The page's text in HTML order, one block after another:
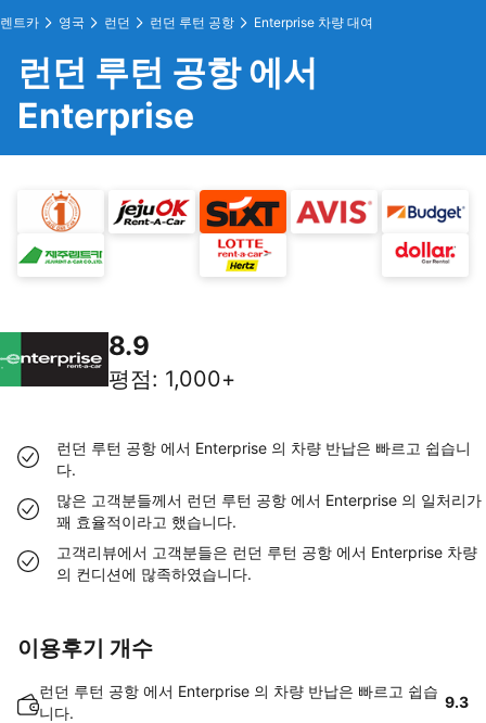
렌트카 영국 런던 런던 루턴 공항 Enterprise 차량 대여
런던 루턴 공항 에서
Enterprise
8.9
평점: 1,000+
런던 루턴 공항 에서 Enterprise 의 차량 반납은 빠르고 쉽습니
다.
많은 고객분들께서 런던 루턴 공항 에서 Enterprise 의 일처리가
꽤 효율적이라고 했습니다.
고객리뷰에서 고객분들은 런던 루턴 공항 에서 Enterprise 차량
의 컨디션에 많족하였습니다.
이용후기 개수
런던 루턴 공항 에서 Enterprise 의 차량 반납은 빠르고 쉽습
니다.
9.3